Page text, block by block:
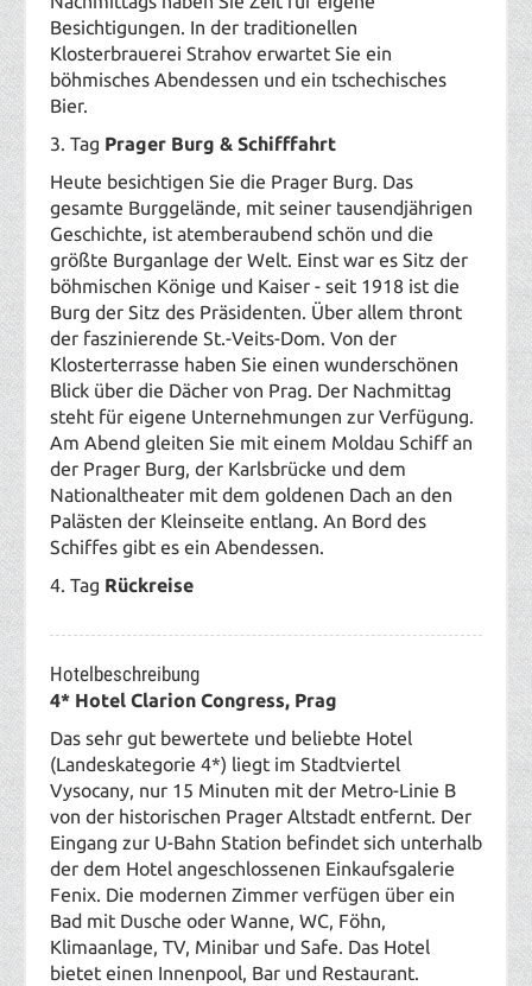
Besichtigungen. In der traditionellen
Klosterbrauerei Strahov erwartet Sie ein
böhmisches Abendessen und ein tschechisches
Bier.
3. Tag Prager Burg & Schifffahrt
Heute besichtigen Sie die Prager Burg. Das
gesamte Burggelände, mit seiner tausendjährigen
Geschichte, ist atemberaubend schön und die
größte Burganlage der Welt. Einst war es Sitz der
böhmischen Könige und Kaiser - seit 1918 ist die
Burg der Sitz des Präsidenten. Über allem thront
der faszinierende St.-Veits-Dom. Von der
Klosterterrasse haben Sie einen wunderschönen
Blick über die Dächer von Prag. Der Nachmittag
steht für eigene Unternehmungen zur Verfügung.
Am Abend gleiten Sie mit einem Moldau Schiff an
der Prager Burg, der Karlsbrücke und dem
Nationaltheater mit dem goldenen Dach an den
Palästen der Kleinseite entlang. An Bord des
Schiffes gibt es ein Abendessen.
4. Tag Rückreise
Hotelbeschreibung
4* Hotel Clarion Congress, Prag
Das sehr gut bewertete und beliebte Hotel
(Landeskategorie 4*) liegt im Stadtviertel
Vysocany, nur 15 Minuten mit der Metro-Linie B
von der historischen Prager Altstadt entfernt. Der
Eingang zur U-Bahn Station befindet sich unterhalb
der dem Hotel angeschlossenen Einkaufsgalerie
Fenix. Die modernen Zimmer verfügen über ein
Bad mit Dusche oder Wanne, WC, Föhn,
Klimaanlage, TV, Minibar und Safe. Das Hotel
bietet einen Innenpool, Bar und Restaurant.